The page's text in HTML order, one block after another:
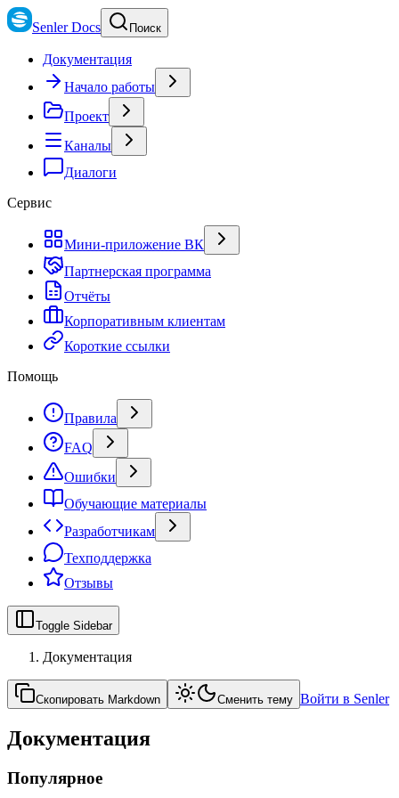
Senler Docs Поиск
Документация
Начало работы
Проект
Каналы
Диалоги
Сервис
Мини-приложение ВК
Партнерская программа
Отчёты
Корпоративным клиентам
Короткие ссылки
Помощь
Правила
FAQ
Ошибки
Обучающие материалы
Разработчикам
Техподдержка
Отзывы
Toggle Sidebar
Документация
Скопировать Markdown Сменить тему Войти в Senler
Документация
Популярное